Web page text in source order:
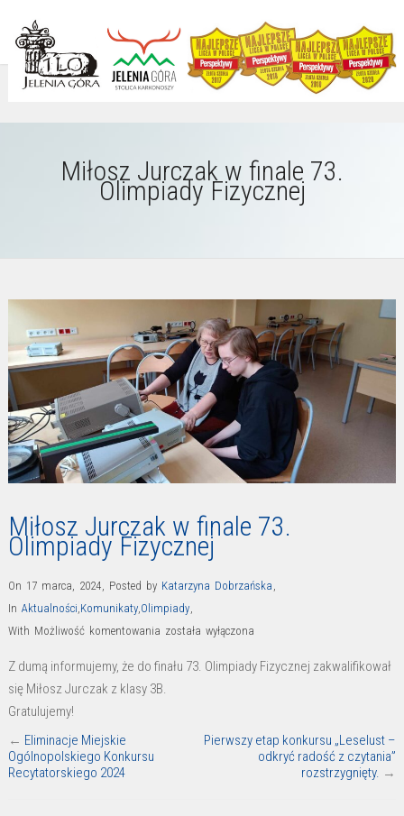
Miłosz Jurczak w finale 73.
Olimpiady Fizycznej
Miłosz Jurczak w finale 73.
Olimpiady Fizycznej
On 17 marca, 2024 Posted by Katarzyna Dobrzańska
In Aktualności Komunikaty, Olimpiady
With Możliwość komentowania Miłosz
w
finale
Olimpiady
została wyłączona
Z dumą informujemy, że do finału 73. Olimpiady Fizycznej zakwalifikował
się Miłosz Jurczak z klasy 3B.
Gratulujemy!
← Eliminacje Miejskie
Ogólnopolskiego Konkursu
Recytatorskiego 2024
Pierwszy etap konkursu „Leselust –
odkryć radość z czytania”
rozstrzygnięty. →